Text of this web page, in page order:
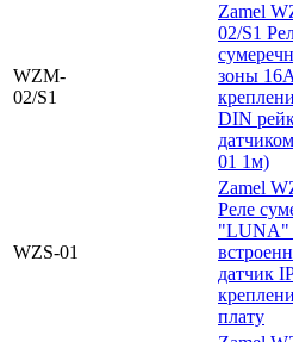
WZM-
02/S1
Zamel
02/S1
зоны
DIN
01 1м)
WZS-01
Zamel
Реле
"LUNA"
датчик
плату